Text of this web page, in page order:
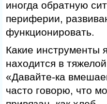
иногда обратную
периферии,
функционировать.
Какие инструменты
находится в
«Давайте-ка
часто говорю, что